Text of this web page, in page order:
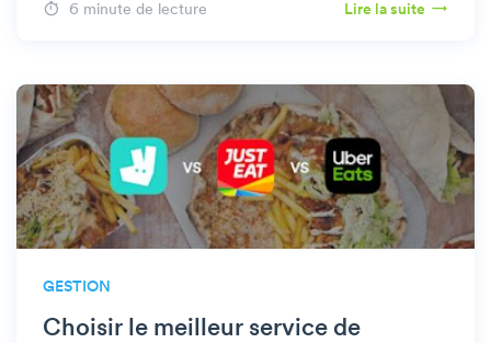
6 minute de lecture Lire la suite
GESTION
Choisir le meilleur service de